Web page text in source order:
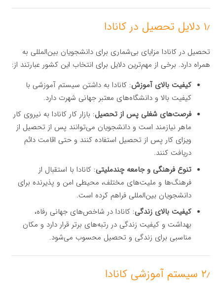
۱٫ دلایل تحصیل در کانادا
تحصیل در کانادا مزایای بی‌شماری برای دانشجویان بین‌المللی به
همراه دارد. برخی از مهم‌ترین دلایل برای انتخاب این کشور عبارتند از:
کیفیت بالای آموزش: کانادا به داشتن سیستم آموزشی با
کیفیت بالا و دانشگاه‌های معتبر جهانی شهرت دارد.
فرصت‌های شغلی پس از تحصیل: بازار کار کانادا به نیروی کار
ماهر نیازمند است و دانشجویان می‌توانند پس از تحصیل از
ویزای کار پس از تحصیل استفاده کنند و حتی اقامت دائم
دریافت کنند.
تنوع فرهنگی و جامعه چندملیتی: کانادا با استقبال از
فرهنگ‌ها و ملیت‌های مختلف، محیطی امن و پذیرنده برای
دانشجویان بین‌المللی فراهم کرده است.
کیفیت بالای زندگی: کانادا در شاخص‌های جهانی رفاه،
بهداشت و کیفیت زندگی در رتبه‌های برتر قرار دارد و مکان
مناسبی برای زندگی و تحصیل محسوب می‌شود.
۲٫ سیستم آموزشی کانادا